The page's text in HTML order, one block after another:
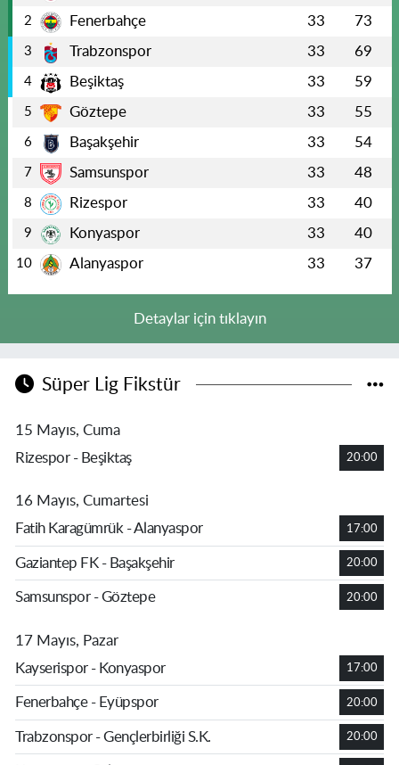
2 Fenerbahçe 33 73
3 Trabzonspor 33 69
4 Beşiktaş 33 59
5 Göztepe 33 55
6 Başakşehir 33 54
7 Samsunspor 33 48
8 Rizespor 33 40
9 Konyaspor 33 40
10 Alanyaspor 33 37
Detaylar için tıklayın
Süper Lig Fikstür
15 Mayıs, Cuma
Rizespor - Beşiktaş
20:00
16 Mayıs, Cumartesi
Fatih Karagümrük - Alanyaspor
17:00
Gaziantep FK - Başakşehir 20:00
Samsunspor - Göztepe 20:00
17 Mayıs, Pazar
Kayserispor - Konyaspor
17:00
Fenerbahçe - Eyüpspor 20:00
Trabzonspor - Gençlerbirliği S.K. 20:00